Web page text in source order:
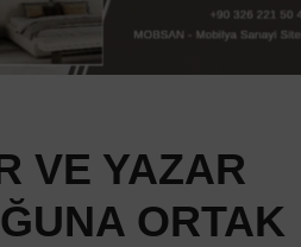
VE YAZAR
ORTAK